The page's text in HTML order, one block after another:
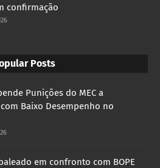
confirmação
Posts
Punições do MEC a
Baixo Desempenho no
em confronto com BOPE